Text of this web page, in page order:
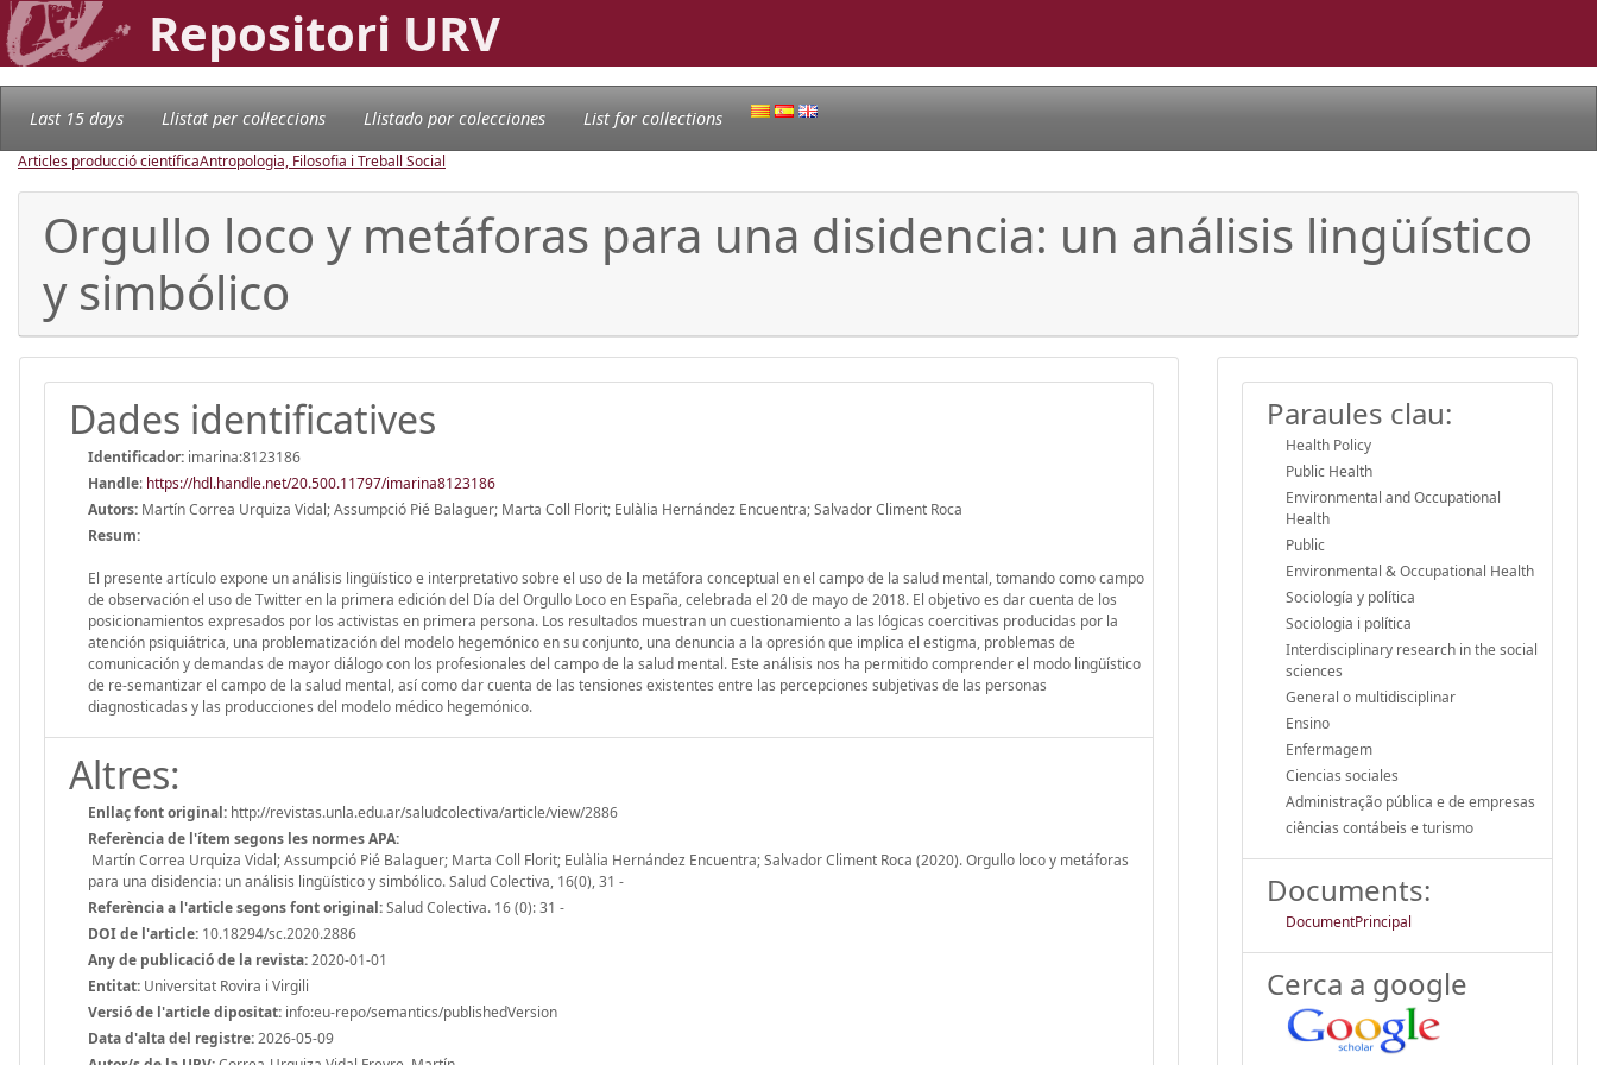
Repositori URV
Last 15 days Llistat per col·leccions Llistado por colecciones List for collections
Articles producció científicaAntropologia, Filosofia i Treball Social
Orgullo loco y metáforas para una disidencia: un análisis lingüístico
y simbólico
Dades identificatives
Identificador: imarina:8123186
Handle: https://hdl.handle.net/20.500.11797/imarina8123186
Autors: Martín Correa Urquiza Vidal; Assumpció Pié Balaguer; Marta Coll Florit; Eulàlia Hernández Encuentra; Salvador Climent Roca
Resum:
El presente artículo expone un análisis lingüístico e interpretativo sobre el uso de la metáfora conceptual en el campo de la salud mental, tomando como campo
de observación el uso de Twitter en la primera edición del Día del Orgullo Loco en España, celebrada el 20 de mayo de 2018. El objetivo es dar cuenta de los
posicionamientos expresados por los activistas en primera persona. Los resultados muestran un cuestionamiento a las lógicas coercitivas producidas por la
atención psiquiátrica, una problematización del modelo hegemónico en su conjunto, una denuncia a la opresión que implica el estigma, problemas de
comunicación y demandas de mayor diálogo con los profesionales del campo de la salud mental. Este análisis nos ha permitido comprender el modo lingüístico
de re-semantizar el campo de la salud mental, así como dar cuenta de las tensiones existentes entre las percepciones subjetivas de las personas
diagnosticadas y las producciones del modelo médico hegemónico.
Altres:
Enllaç font original: http://revistas.unla.edu.ar/saludcolectiva/article/view/2886
Referència de l'ítem segons les normes APA:
Martín Correa Urquiza Vidal; Assumpció Pié Balaguer; Marta Coll Florit; Eulàlia Hernández Encuentra; Salvador Climent Roca (2020). Orgullo loco y metáforas
para una disidencia: un análisis lingüístico y simbólico. Salud Colectiva, 16(0), 31 -
Referència a l'article segons font original:Salud Colectiva. 16 (0): 31 -
DOI de l'article: 10.18294/sc.2020.2886
Any de publicació de la revista:2020-01-01
Entitat: Universitat Rovira i Virgili
Versió de l'article dipositat: info:eu-repo/semantics/publishedVersion
Data d'alta del registre:2026-05-09
Paraules clau:
Health Policy
Public Health
Environmental and Occupational
Health
Public
Environmental & Occupational Health
Sociología y política
Sociologia i política
Interdisciplinary research in the social
sciences
General o multidisciplinar
Ensino
Enfermagem
Ciencias sociales
Administração pública e de empresas
ciências contábeis e turismo
Documents:
DocumentPrincipal
Cerca a google